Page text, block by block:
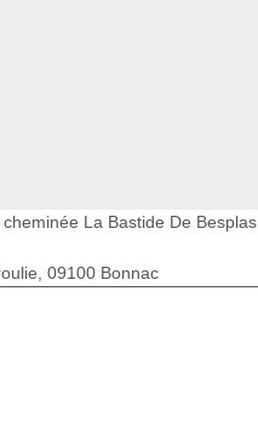
La Bastide De Besplas
09100 Bonnac